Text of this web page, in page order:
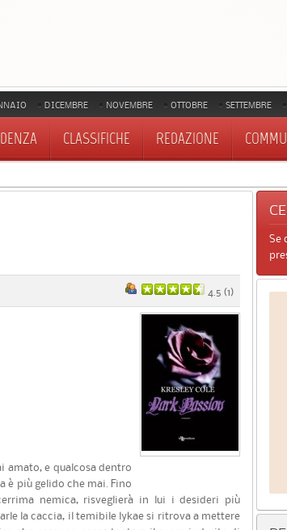
DICEMBRE NOVEMBRE OTTOBRE SETTEMBRE
CLASSIFICHE REDAZIONE
4.5 (1)
amato, e qualcosa dentro
è più gelido che mai. Fino
nemica, risveglierà in lui i desideri più
la caccia, il temibile lykae si ritrova a mettere
Se